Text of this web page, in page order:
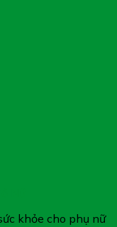
khỏe cho phụ nữ